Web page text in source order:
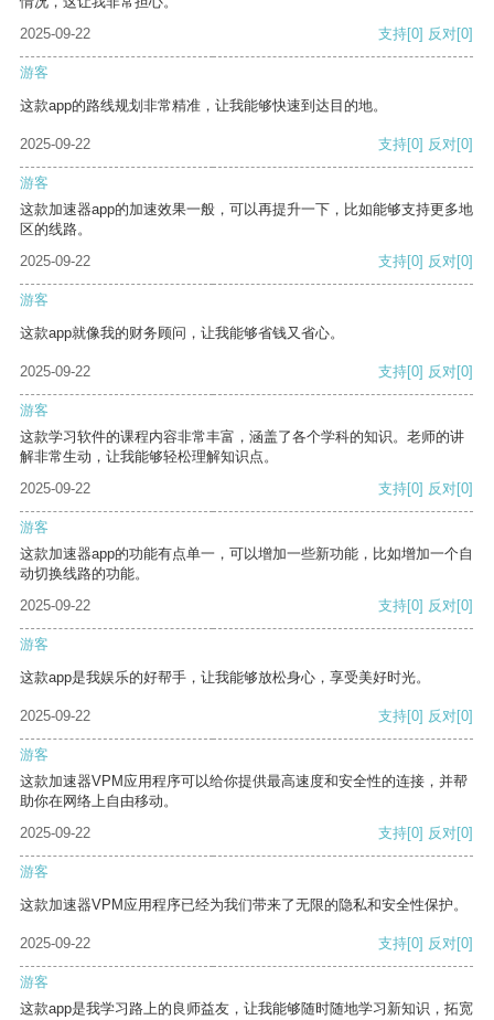
2025-09-22
支持[0] 反对[0]
游客
这款app的路线规划非常精准，让我能够快速到达目的地。
2025-09-22 支持[0] 反对[0]
游客
这款加速器app的加速效果一般，可以再提升一下，比如能够支持更多地
区的线路。
2025-09-22
支持[0] 反对[0]
游客
这款app就像我的财务顾问，让我能够省钱又省心。
2025-09-22 支持[0] 反对[0]
游客
这款学习软件的课程内容非常丰富，涵盖了各个学科的知识。老师的讲
解非常生动，让我能够轻松理解知识点。
2025-09-22
支持[0] 反对[0]
游客
这款加速器app的功能有点单一，可以增加一些新功能，比如增加一个自
动切换线路的功能。
2025-09-22
支持[0] 反对[0]
游客
这款app是我娱乐的好帮手，让我能够放松身心，享受美好时光。
2025-09-22 支持[0] 反对[0]
游客
这款加速器VPM应用程序可以给你提供最高速度和安全性的连接，并帮
助你在网络上自由移动。
2025-09-22
支持[0] 反对[0]
游客
这款加速器VPM应用程序已经为我们带来了无限的隐私和安全性保护。
2025-09-22 支持[0] 反对[0]
游客
这款app是我学习路上的良师益友，让我能够随时随地学习新知识，拓宽